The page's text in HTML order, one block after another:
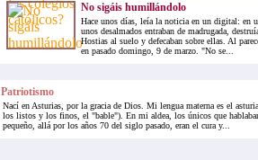
No sigáis humillándolo
Hace unos días, leía la noticia en un digital: en
unos desalmados entraban de madrugada,
Hostias al suelo y defecaban sobre ellas. Al
en pasado domingo, 9 de marzo. "No se...
Patriotismo
Nací en Asturias, por la gracia de Dios. Mi lengua materna es el
los listos y los finos, el "bable"). En mi aldea, los únicos que
pequeño, allá por los años 70 del siglo pasado, eran el cura y...